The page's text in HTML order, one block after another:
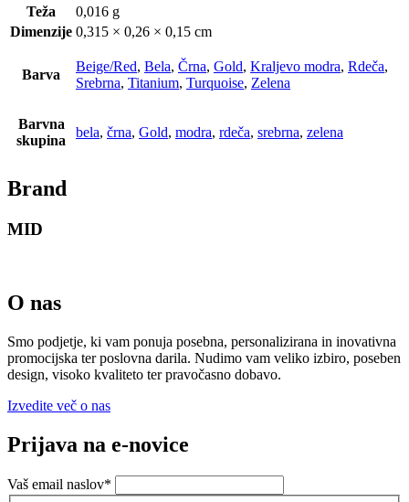
Teža
0,016 g
Dimenzije 0,315 × 0,26 × 0,15 cm
Barva
Beige/Red, Bela, Črna, Gold, Kraljevo modra, Rdeča,
Srebrna, Titanium, Turquoise, Zelena
Barvna
skupina
bela, črna, Gold, modra, rdeča, srebrna, zelena
Brand
MID
O nas
Smo podjetje, ki vam ponuja posebna, personalizirana in inovativna
promocijska ter poslovna darila. Nudimo vam veliko izbiro, poseben
design, visoko kvaliteto ter pravočasno dobavo.
Izvedite več o nas
Prijava na e-novice
Vaš email naslov*